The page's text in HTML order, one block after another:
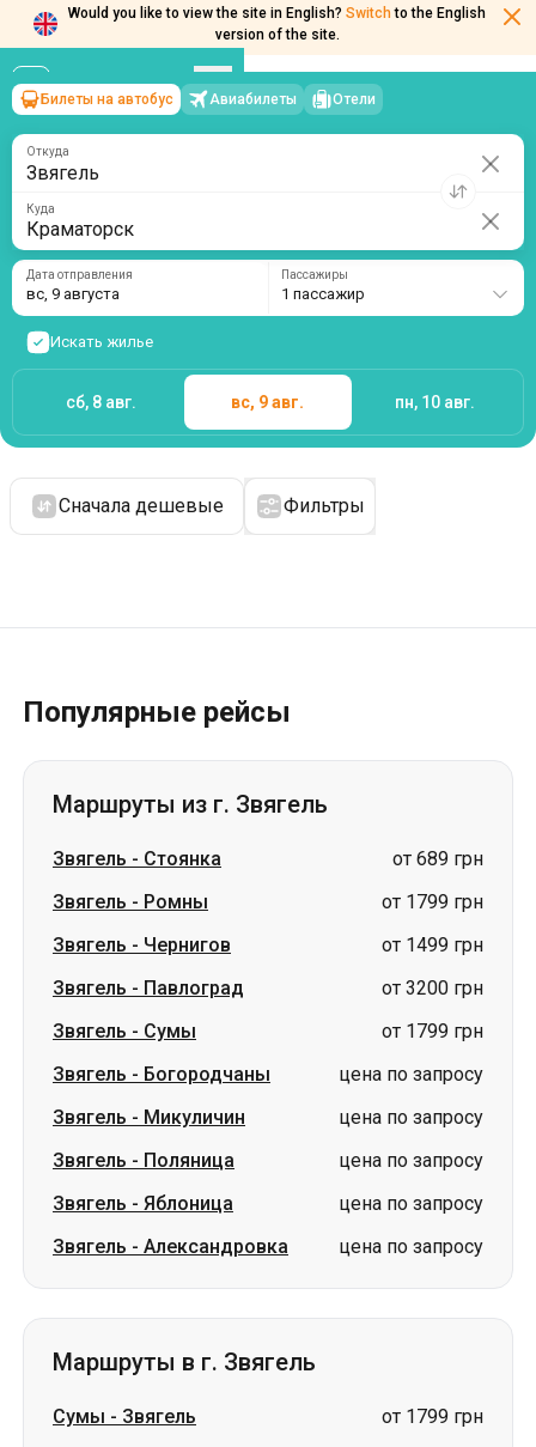
Would you like to view the site in English? Switch to the English
version of the site.
Звягель→Краматорск
вс, 9 августа/1 пассажир
Билеты на автобус Авиабилеты Отели
Откуда
Куда
Дата отправления
вс, 9 августа
Пассажиры
1 пассажир
Искать жилье
сб, 8 авг. вс, 9 авг. пн, 10 авг.
Сначала дешевые Фильтры
Популярные рейсы
Маршруты из г. Звягель
Звягель - Стоянка
от 689 грн
Звягель - Ромны
от 1799 грн
Звягель - Чернигов
от 1499 грн
Звягель - Павлоград
от 3200 грн
Звягель - Сумы
от 1799 грн
Звягель - Богородчаны
цена по запросу
Звягель - Микуличин
цена по запросу
Звягель - Поляница
цена по запросу
Звягель - Яблоница
цена по запросу
Звягель - Александровка цена по запросу
Маршруты в г. Звягель
Сумы - Звягель
от 1799 грн